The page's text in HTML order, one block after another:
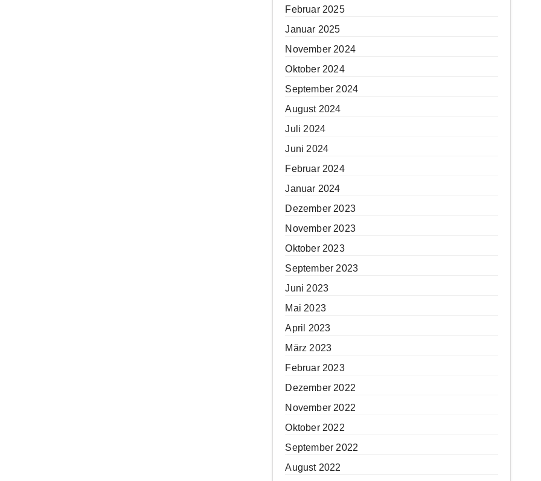
Februar 2025
Januar 2025
November 2024
Oktober 2024
September 2024
August 2024
Juli 2024
Juni 2024
Februar 2024
Januar 2024
Dezember 2023
November 2023
Oktober 2023
September 2023
Juni 2023
Mai 2023
April 2023
März 2023
Februar 2023
Dezember 2022
November 2022
Oktober 2022
September 2022
August 2022